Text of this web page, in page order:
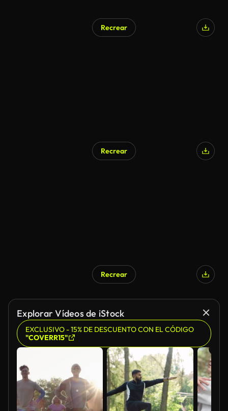
Recrear
Recrear
Recrear
Explorar Vídeos de iStock
EXCLUSIVO - 15% DE DESCUENTO CON EL CÓDIGO
"COVERR15"